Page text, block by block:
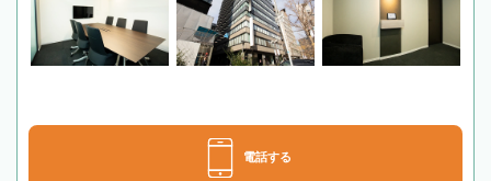
電話する